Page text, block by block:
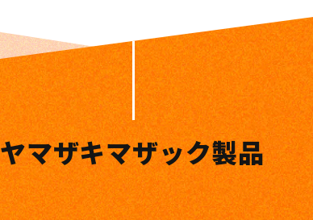
ヤマザキマザック製品